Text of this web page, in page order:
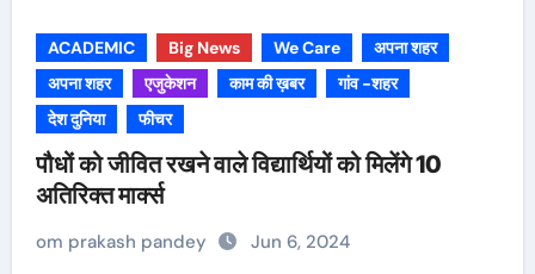
ACADEMIC Big News We Care
अपना शहर
अपना शहर
एजुकेशन काम की ख़बर
गांव -शहर
देश दुनिया
फीचर
पौधों को जीवित रखने वाले विद्यार्थियों को मिलेंगे 10
अतिरिक्त मार्क्स
om prakash pandey Jun 6, 2024